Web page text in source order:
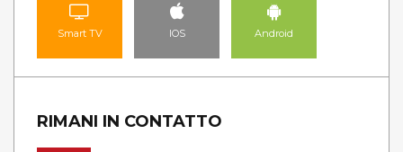
Smart TV IOS Android
RIMANI IN CONTATTO